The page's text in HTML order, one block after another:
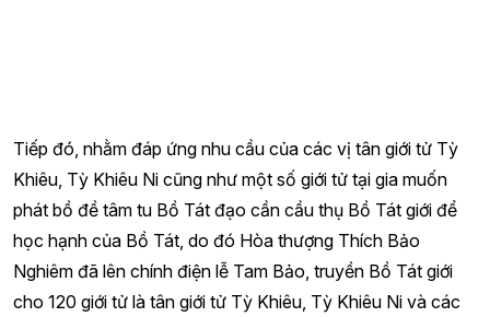
Tiếp đó, nhằm đáp ứng nhu cầu của các vị tân giới tử Tỳ
Khiêu, Tỳ Khiêu Ni cũng như một số giới tử tại gia muốn
phát bồ đề tâm tu Bồ Tát đạo cần cầu thụ Bồ Tát giới để
học hạnh của Bồ Tát, do đó Hòa thượng Thích Bảo
Nghiêm đã lên chính điện lễ Tam Bảo, truyền Bồ Tát giới
cho 120 giới tử là tân giới tử Tỳ Khiêu, Tỳ Khiêu Ni và các